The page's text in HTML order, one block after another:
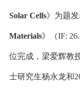
Solar Cells》为题
Materials》（IF:
位完成，梁爱辉教
士研究生杨永龙和